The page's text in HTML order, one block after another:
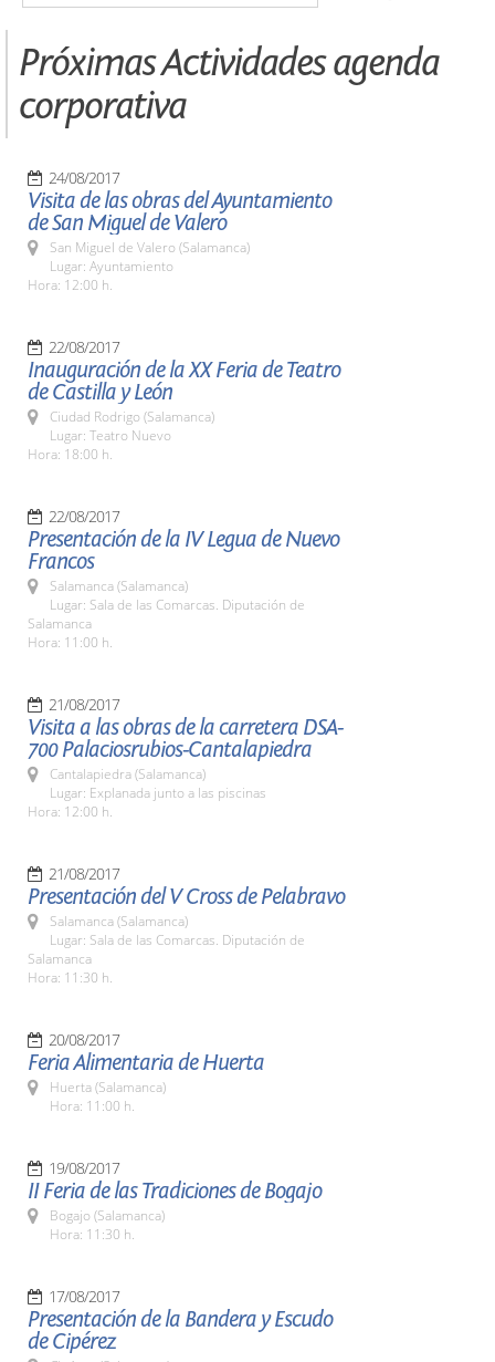
Próximas Actividades agenda
corporativa
24/08/2017
Visita de las obras del Ayuntamiento
de San Miguel de Valero
San Miguel de Valero (Salamanca)
Lugar: Ayuntamiento
Hora: 12:00 h.
22/08/2017
Inauguración de la XX Feria de Teatro
de Castilla y León
Ciudad Rodrigo (Salamanca)
Lugar: Teatro Nuevo
Hora: 18:00 h.
22/08/2017
Presentación de la IV Legua de Nuevo
Francos
Salamanca (Salamanca)
Lugar: Sala de las Comarcas. Diputación de
Salamanca
Hora: 11:00 h.
21/08/2017
Visita a las obras de la carretera DSA-
700 Palaciosrubios-Cantalapiedra
Cantalapiedra (Salamanca)
Lugar: Explanada junto a las piscinas
Hora: 12:00 h.
21/08/2017
Presentación del V Cross de Pelabravo
Salamanca (Salamanca)
Lugar: Sala de las Comarcas. Diputación de
Salamanca
Hora: 11:30 h.
20/08/2017
Feria Alimentaria de Huerta
Huerta (Salamanca)
Hora: 11:00 h.
19/08/2017
II Feria de las Tradiciones de Bogajo
Bogajo (Salamanca)
Hora: 11:30 h.
17/08/2017
Presentación de la Bandera y Escudo
de Cipérez